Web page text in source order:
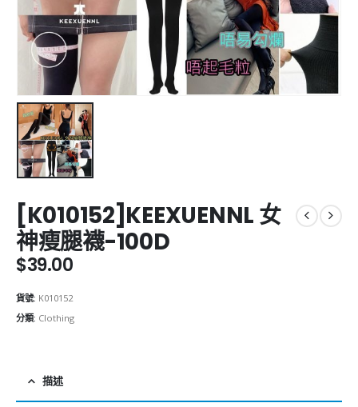
[K010152]KEEXUENNL 女
神瘦腿襪-100D
$39.00
貨號: K010152
分類: Clothing
描述